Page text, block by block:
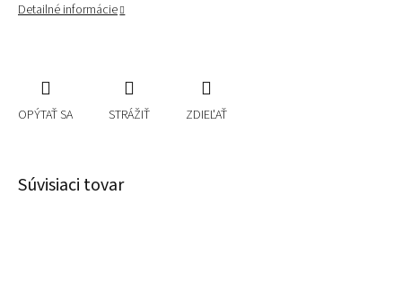
Detailné informácie
OPÝTAŤ SA STRÁŽIŤ ZDIEĽAŤ
Súvisiaci tovar